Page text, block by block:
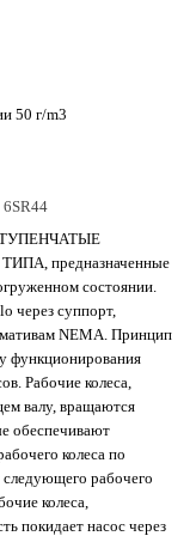
50 г/m3
предназначенные
состоянии.
через суппорт,
NEMA. Принцип
функционирования
Рабочие колеса,
валу, вращаются
обеспечивают
колеса по
рабочего
колеса,
покидает насос через